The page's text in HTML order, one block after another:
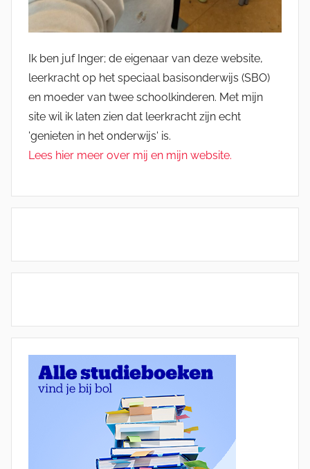
Ik ben juf Inger; de eigenaar van deze website,
leerkracht op het speciaal basisonderwijs (SBO)
en moeder van twee schoolkinderen. Met mijn
site wil ik laten zien dat leerkracht zijn echt
'genieten in het onderwijs' is.
Lees hier meer over mij en mijn website.